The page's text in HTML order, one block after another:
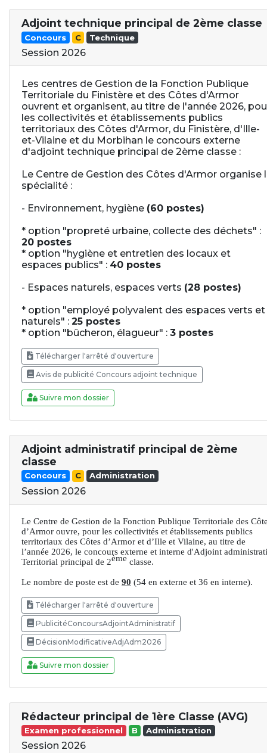
Adjoint technique principal de 2ème classe
Concours C Technique
Session 2026
Les centres de Gestion de la Fonction Publique
Territoriale du Finistère et des Côtes d'Armor
ouvrent et organisent, au titre de l'année 2026,
les collectivités et établissements publics
territoriaux des Côtes d'Armor, du Finistère, d'Ille-
et-Vilaine et du Morbihan le concours externe
d'adjoint technique principal de 2ème classe :
Le Centre de Gestion des Côtes d'Armor organise
spécialité :
- Environnement, hygiène (60 postes)
* option "propreté urbaine, collecte des déchets" :
20 postes
* option "hygiène et entretien des locaux et
espaces publics" : 40 postes
- Espaces naturels, espaces verts (28 postes)
* option "employé polyvalent des espaces verts et
naturels" : 25 postes
* option "bûcheron, élagueur" : 3 postes
Télécharger l'arrêté d'ouverture
Avis de publicité Concours adjoint technique
Suivre mon dossier
Adjoint administratif principal de 2ème
classe
Concours C Administration
Session 2026
Le Centre de Gestion de la Fonction Publique Territoriale des
d’Armor ouvre, pour les collectivités et établissements publics
territoriaux des Côtes d’Armor et d’Ille et Vilaine, au titre de
l’année 2026, le concours externe et interne d'Adjoint
Territorial principal de 2ème classe.
Le nombre de poste est de 90 (54 en externe et 36 en interne).
Télécharger l'arrêté d'ouverture
PublicitéConcoursAdjointAdministratif
DécisionModificativeAdjAdm2026
Suivre mon dossier
Rédacteur principal de 1ère Classe (AVG)
Examen professionnel B Administration
Session 2026